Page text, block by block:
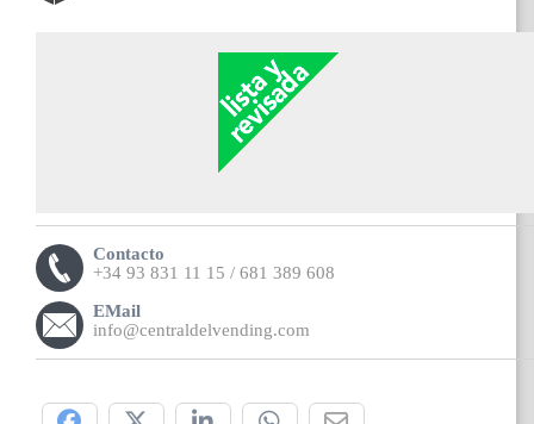
Contacto
+34 93 831 11 15 / 681 389 608
EMail
info@centraldelvending.com